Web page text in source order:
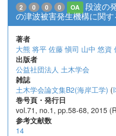
2 0 0 0 OA
段波の
の津波被害発生機構に関
著者
大熊 将平 佐藤 愼司 山中 悠資
出版者
公益社団法人 土木学会
雑誌
土木学会論文集B2(海岸工学) (
巻号頁・発行日
vol.71, no.1, pp.58-68, 2015
参考文献数
14